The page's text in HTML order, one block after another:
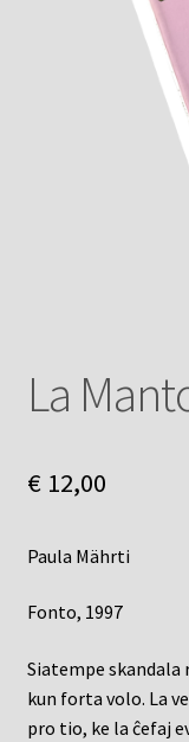
La
€12,00
Paula Mährti
Fonto, 1997
Siatempe skandala
kun forta volo. La
pro tio, ke la ĉefaj